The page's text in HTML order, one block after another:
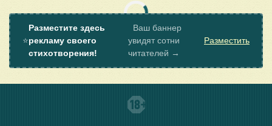
⭐
Разместите здесь
рекламу своего
стихотворения!
Ваш баннер
увидят сотни
читателей →
Разместить